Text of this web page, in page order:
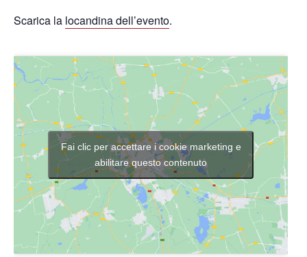
Scarica la locandina dell’evento.
Fai clic per accettare i cookie marketing e
abilitare questo contenuto